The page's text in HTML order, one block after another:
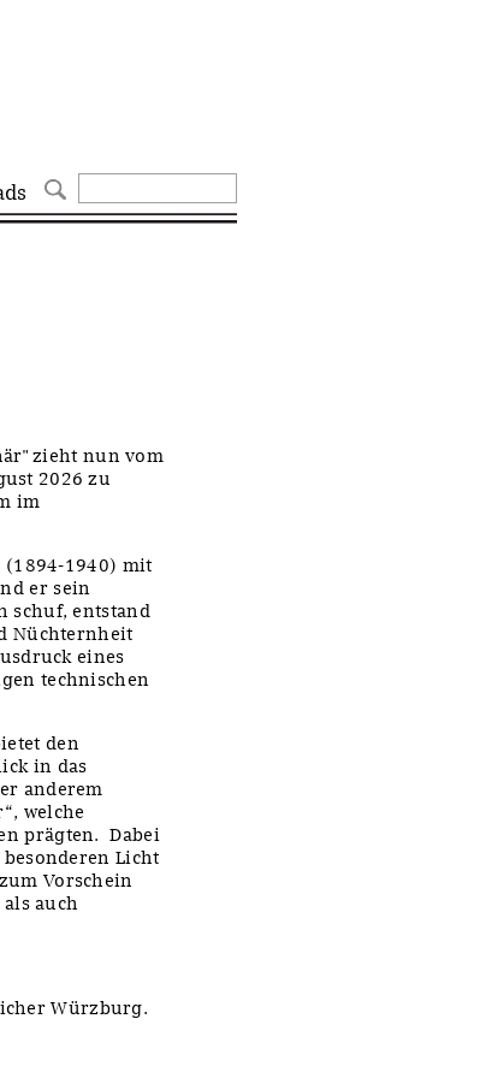
zieht nun vom
2026 zu
im
(1894-1940) mit
er sein
schuf, entstand
Nüchternheit
eines
technischen
den
in das
anderem
welche
prägten. Dabei
Licht
Vorschein
auch
Würzburg.